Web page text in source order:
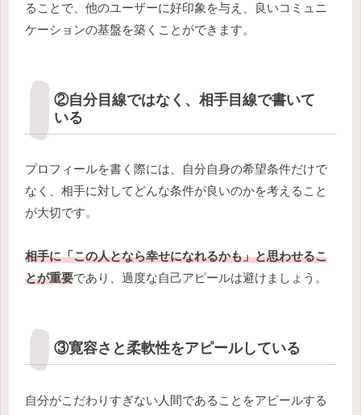
ることで、他のユーザーに好印象を与え、良いコミュニ
ケーションの基盤を築くことができます。
②自分目線ではなく、相手目線で書いて
いる
プロフィールを書く際には、自分自身の希望条件だけで
なく、相手に対してどんな条件が良いのかを考えること
が大切です。
相手に「この人となら幸せになれるかも」と思わせるこ
とが重要であり、過度な自己アピールは避けましょう。
③寛容さと柔軟性をアピールしている
自分がこだわりすぎない人間であることをアピールする